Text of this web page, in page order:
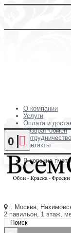
О компании
Услуги
Оплата и
Возврат-обмен
Сотрудничество
Контакты
0
В корзине
г. Москва,
2 павильон, 1 этаж,